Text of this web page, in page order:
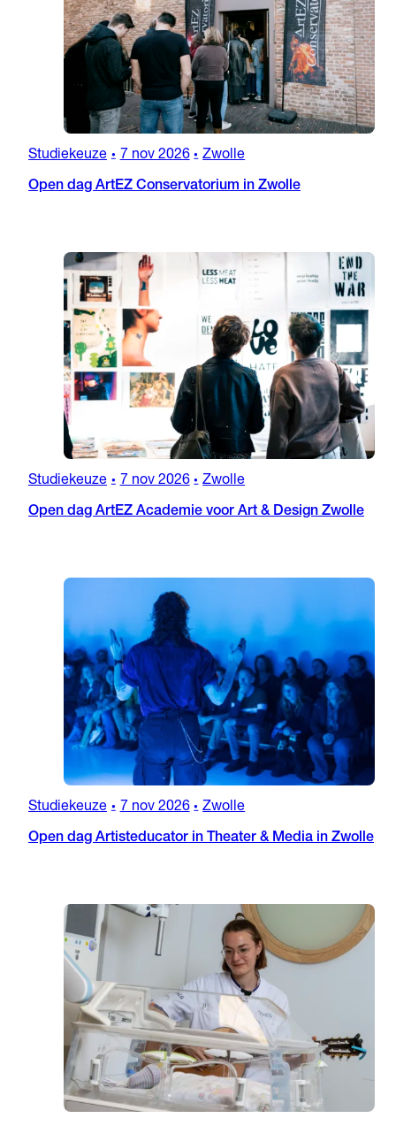
Studiekeuze • 7 nov 2026 • Zwolle
Open dag ArtEZ Conservatorium in Zwolle
Studiekeuze • 7 nov 2026 • Zwolle
Open dag ArtEZ Academie voor Art & Design Zwolle
Studiekeuze • 7 nov 2026 • Zwolle
Open dag Artisteducator in Theater & Media in Zwolle